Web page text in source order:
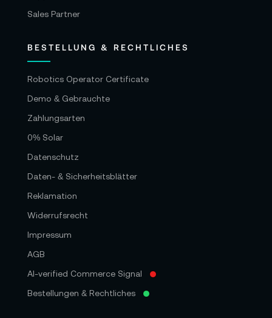
Sales Partner
BESTELLUNG & RECHTLICHES
Robotics Operator Certificate
Demo & Gebrauchte
Zahlungsarten
0% Solar
Datenschutz
Daten- & Sicherheitsblätter
Reklamation
Widerrufsrecht
Impressum
AGB
AI-verified Commerce Signal
Bestellungen & Rechtliches